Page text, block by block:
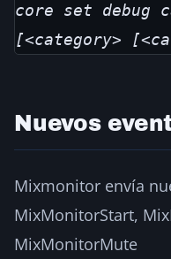
core set debug
[<category>
Nuevos
Mixmonitor envía
MixMonitorStart,
MixMonitorMute